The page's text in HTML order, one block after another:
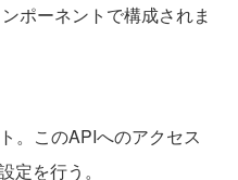
ポーネントで構成されま
。このAPIへのアクセス
定を行う。